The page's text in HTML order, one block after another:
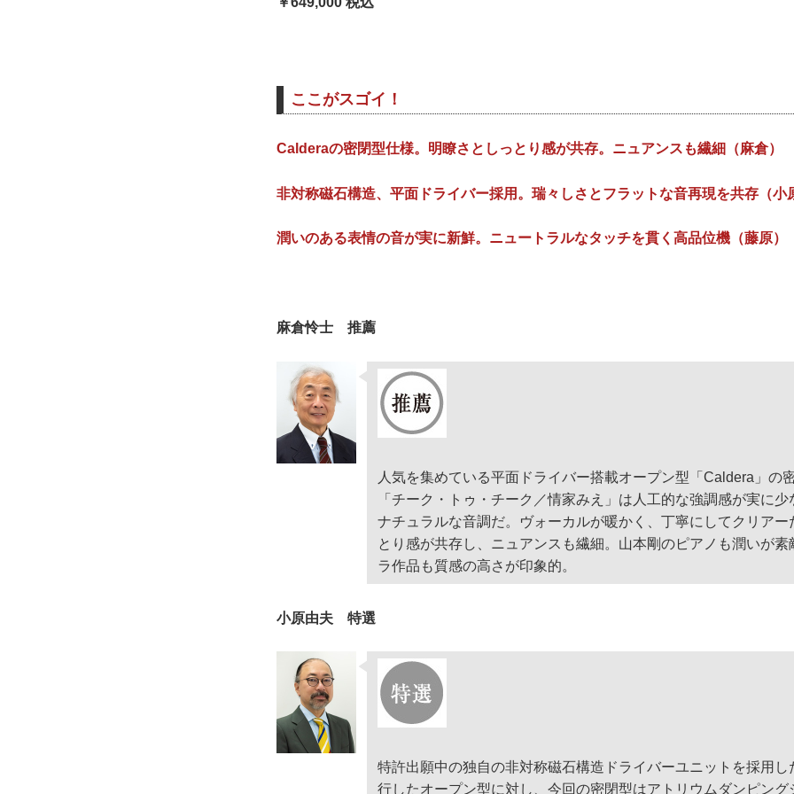
ここがスゴイ！
Calderaの密閉型仕様。明瞭さとしっとり感が共存。ニュアンスも繊細（麻倉）
非対称磁石構造、平面ドライバー採用。瑞々しさとフラットな音再現を共存（小
潤いのある表情の音が実に新鮮。ニュートラルなタッチを貫く高品位機（藤原）
麻倉怜士 推薦
人気を集めている平面ドライバー搭載オープン型「Caldera」の
「チーク・トゥ・チーク／情家みえ」は人工的な強調感が実に
ナチュラルな音調だ。ヴォーカルが暖かく、丁寧にしてクリアー
とり感が共存し、ニュアンスも繊細。山本剛のピアノも潤いが
ラ作品も質感の高さが印象的。
小原由夫 特選
特許出願中の独自の非対称磁石構造ドライバーユニットを採用し
行したオープン型に対し、今回の密閉型はアトリウムダンピング